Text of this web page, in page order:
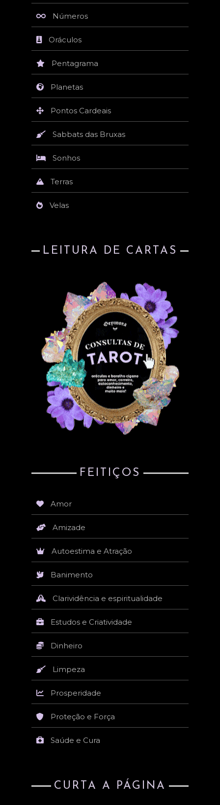
Números
Oráculos
Pentagrama
Planetas
Pontos Cardeais
Sabbats das Bruxas
Sonhos
Terras
Velas
LEITURA DE CARTAS
FEITIÇOS
Amor
Amizade
Autoestima e Atração
Banimento
Clarividência e espiritualidade
Estudos e Criatividade
Dinheiro
Limpeza
Prosperidade
Proteção e Força
Saúde e Cura
CURTA A PÁGINA